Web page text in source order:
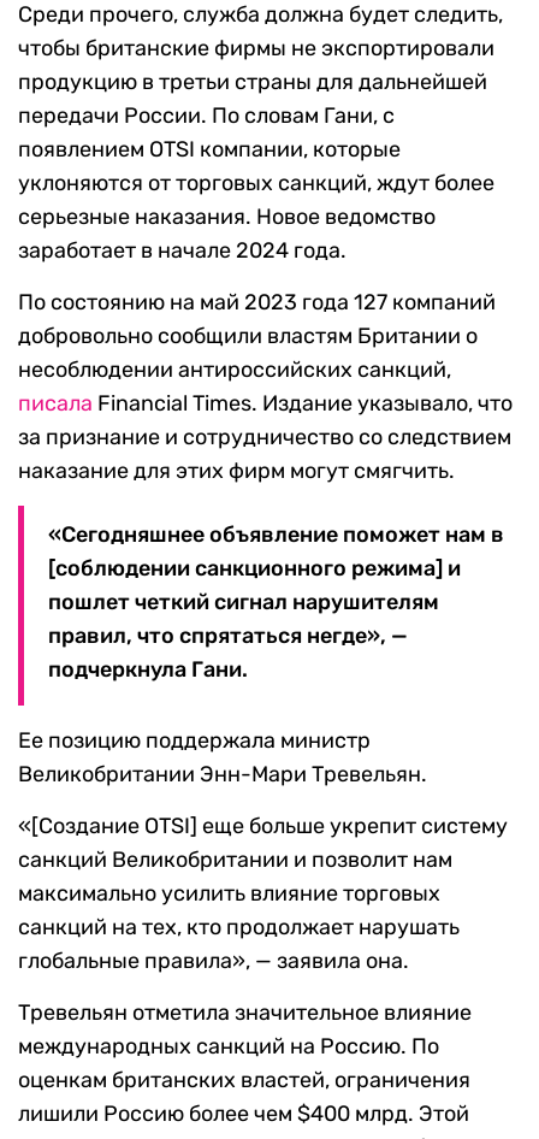
Среди прочего, служба должна будет следить,
чтобы британские фирмы не экспортировали
продукцию в третьи страны для дальнейшей
передачи России. По словам Гани, с
появлением OTSI компании, которые
уклоняются от торговых санкций, ждут более
серьезные наказания. Новое ведомство
заработает в начале 2024 года.
По состоянию на май 2023 года 127 компаний
добровольно сообщили властям Британии о
несоблюдении антироссийских санкций,
писала Financial Times. Издание указывало, что
за признание и сотрудничество со следствием
наказание для этих фирм могут смягчить.
«Сегодняшнее объявление поможет нам в
[соблюдении санкционного режима] и
пошлет четкий сигнал нарушителям
правил, что спрятаться негде», —
подчеркнула Гани.
Ее позицию поддержала министр
Великобритании Энн-Мари Тревельян.
«[Создание OTSI] еще больше укрепит систему
санкций Великобритании и позволит нам
максимально усилить влияние торговых
санкций на тех, кто продолжает нарушать
глобальные правила», — заявила она.
Тревельян отметила значительное влияние
международных санкций на Россию. По
оценкам британских властей, ограничения
лишили Россию более чем $400 млрд. Этой